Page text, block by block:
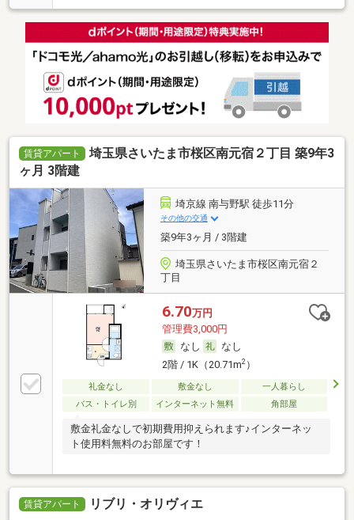
賃貸アパート
埼玉県さいたま市桜区南元宿２丁目 築9年3
ヶ月 3階建
埼京線 南与野駅 徒歩11分
その他の交通
築9年3ヶ月 / 3階建
埼玉県さいたま市桜区南元宿２
丁目
6.70万円
管理費3,000円
なし
なし
2階 / 1K（20.71m2）
礼金なし 敷金なし
一人暮らし
バス・トイレ別
インターネット無料 角部屋
敷金礼金なしで初期費用抑えられます♪インターネッ
ト使用料無料のお部屋です！
賃貸アパート リブリ・オリヴィエ